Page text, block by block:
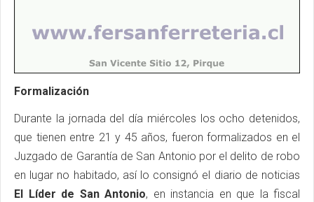
Formalización
Durante la jornada del día miércoles los ocho detenidos,
que tienen entre 21 y 45 años, fueron formalizados en el
Juzgado de Garantía de San Antonio por el delito de robo
en lugar no habitado, así lo consignó el diario de noticias
El Líder de San Antonio, en instancia en que la fiscal